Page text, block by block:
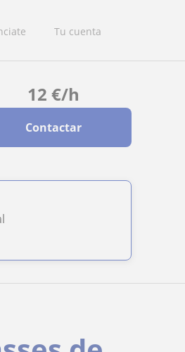
Tu cuenta
12 €/h
Contactar